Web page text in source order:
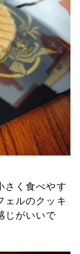
さく食べやす
ェルのクッキ
じがいいで